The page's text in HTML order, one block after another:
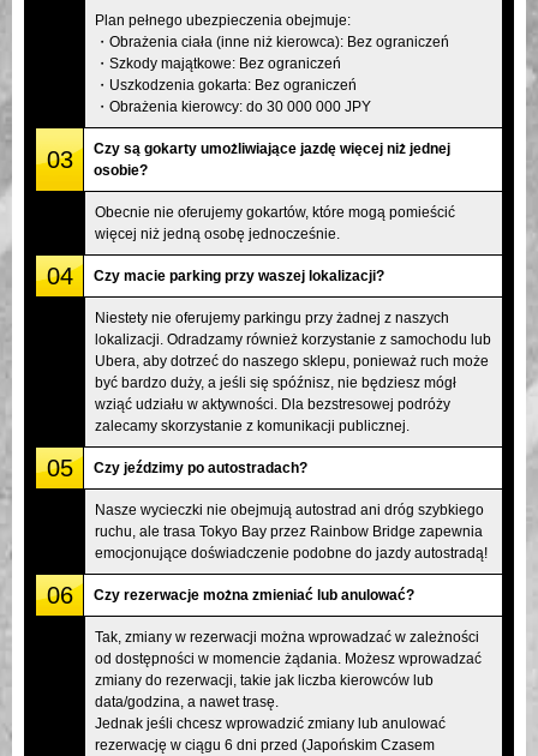
Plan pełnego ubezpieczenia obejmuje:
・Obrażenia ciała (inne niż kierowca): Bez ograniczeń
・Szkody majątkowe: Bez ograniczeń
・Uszkodzenia gokarta: Bez ograniczeń
・Obrażenia kierowcy: do 30 000 000 JPY
03
Czy są gokarty umożliwiające jazdę więcej niż jednej
osobie?
Obecnie nie oferujemy gokartów, które mogą pomieścić
więcej niż jedną osobę jednocześnie.
04 Czy macie parking przy waszej lokalizacji?
Niestety nie oferujemy parkingu przy żadnej z naszych
lokalizacji. Odradzamy również korzystanie z samochodu lub
Ubera, aby dotrzeć do naszego sklepu, ponieważ ruch może
być bardzo duży, a jeśli się spóźnisz, nie będziesz mógł
wziąć udziału w aktywności. Dla bezstresowej podróży
zalecamy skorzystanie z komunikacji publicznej.
05 Czy jeździmy po autostradach?
Nasze wycieczki nie obejmują autostrad ani dróg szybkiego
ruchu, ale trasa Tokyo Bay przez Rainbow Bridge zapewnia
emocjonujące doświadczenie podobne do jazdy autostradą!
06 Czy rezerwacje można zmieniać lub anulować?
Tak, zmiany w rezerwacji można wprowadzać w zależności
od dostępności w momencie żądania. Możesz wprowadzać
zmiany do rezerwacji, takie jak liczba kierowców lub
data/godzina, a nawet trasę.
Jednak jeśli chcesz wprowadzić zmiany lub anulować
rezerwację w ciągu 6 dni przed (Japońskim Czasem